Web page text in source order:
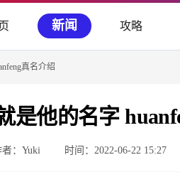
新闻 攻略
真名介绍
是他的名字
者：Yuki 时间：2022-06-22 15:27